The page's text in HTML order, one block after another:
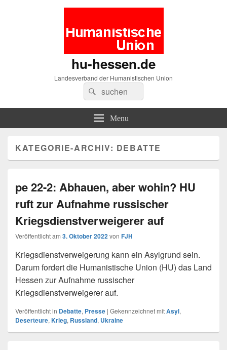
hu-hessen.de
Landesverband der Humanistischen Union
Search
for:
Suche
Menu
KATEGORIE-ARCHIV: DEBATTE
pe 22-2: Abhauen, aber wohin? HU
ruft zur Aufnahme russischer
Kriegsdienstverweigerer auf
Veröffentlicht am 3. Oktober 2022von FJH
Kriegsdienstverweigerung kann ein Asylgrund sein.
Darum fordert die Humanistische Union (HU) das Land
Hessen zur Aufnahme russischer
Kriegsdienstverweigerer auf.
Veröffentlicht in Debatte, Presse | Gekennzeichnet mitAsyl,
Deserteure, Krieg, Russland, Ukraine